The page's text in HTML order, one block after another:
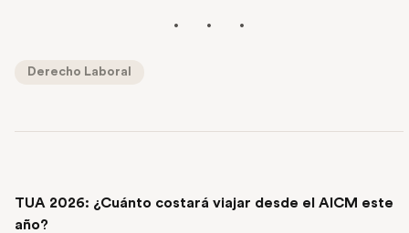
Derecho Laboral
TUA 2026: ¿Cuánto costará viajar desde el AICM este
año?